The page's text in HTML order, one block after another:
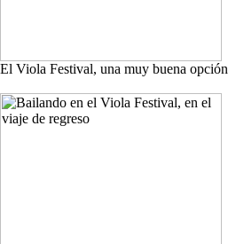
El Viola Festival, una muy buena opción